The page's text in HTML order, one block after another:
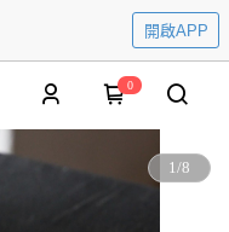
開啟APP
0
1/8